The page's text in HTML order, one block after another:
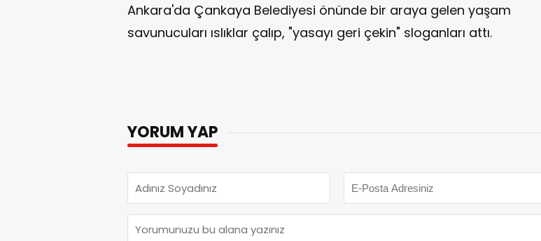
Ankara'da Çankaya Belediyesi önünde bir araya gelen yaşam
savunucuları ıslıklar çalıp, "yasayı geri çekin" sloganları attı.
YORUM YAP